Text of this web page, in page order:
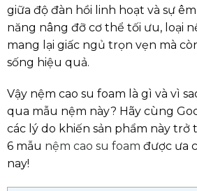
giữa độ đàn hồi linh hoạt và sự
năng nâng đỡ cơ thể tối ưu, loại
mang lại giấc ngủ trọn vẹn mà
sống hiệu quả.
Vậy nệm cao su foam là gì và vì
qua mẫu nệm này? Hãy cùng
các lý do khiến sản phẩm này trở
6 mẫu nệm cao su foam được ưa
nay!